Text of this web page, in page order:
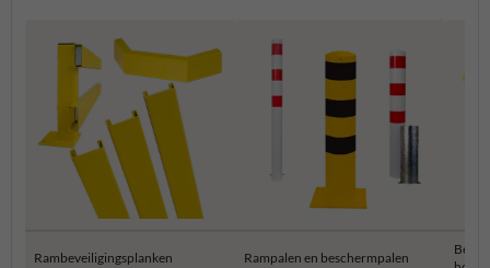
Rambeveiligingsplanken Rampalen en beschermpalen